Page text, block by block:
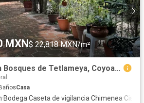
MXN$ 22,818 MXN/m²
Casa en venta en Bosques de Tetlameya, Coyoacán, Zona de Hospitales.
BañosCasa
·Bodega·Caseta de vigilancia·Chimenea·